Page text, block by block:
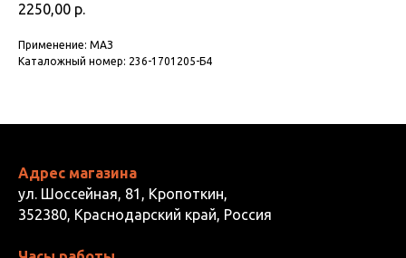
2250,00 р.
Применение: МАЗ
Каталожный номер: 236-1701205-Б4
Адрес магазина
ул. Шоссейная, 81, Кропоткин,
352380, Краснодарский край, Россия